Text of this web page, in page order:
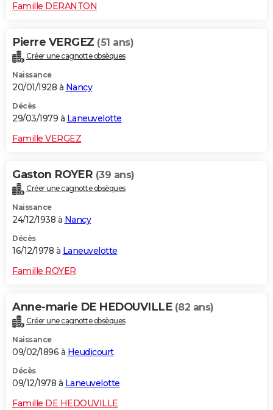
Famille DERANTON
Pierre VERGEZ (51 ans)
Créer une cagnotte obsèques
Naissance
20/01/1928 à Nancy
Décès
29/03/1979 à Laneuvelotte
Famille VERGEZ
Gaston ROYER (39 ans)
Créer une cagnotte obsèques
Naissance
24/12/1938 à Nancy
Décès
16/12/1978 à Laneuvelotte
Famille ROYER
Anne-marie DE HEDOUVILLE (82 ans)
Créer une cagnotte obsèques
Naissance
09/02/1896 à Heudicourt
Décès
09/12/1978 à Laneuvelotte
Famille DE HEDOUVILLE